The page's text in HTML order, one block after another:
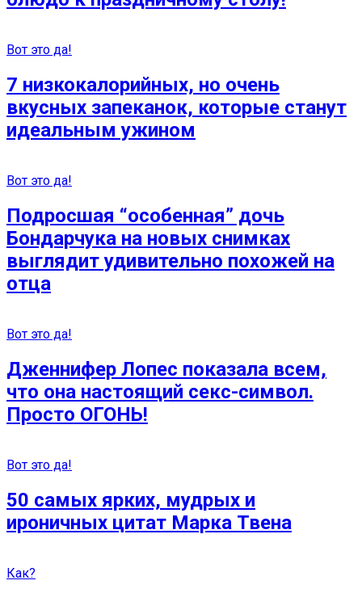
Вот это да!
7 низкокалорийных, но очень
вкусных запеканок, которые станут
идеальным ужином
Вот это да!
Подросшая “особенная” дочь
Бондарчука на новых снимках
выглядит удивительно похожей на
отца
Вот это да!
Дженнифер Лопес показала всем,
что она настоящий секс-символ.
Просто ОГОНЬ!
Вот это да!
50 самых ярких, мудрых и
ироничных цитат Марка Твена
Как?